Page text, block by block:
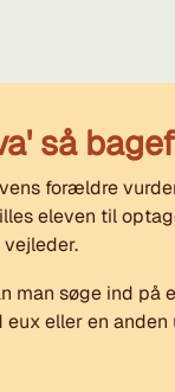
så
forældre
eleven til
man søge ind på
eller en